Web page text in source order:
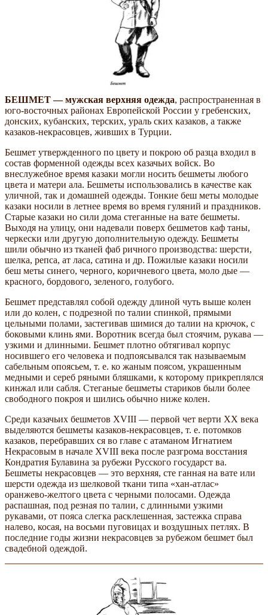
БЕШМЕТ — мужская верхняя одежда, распространенная в
юго-восточных районах Европейской России у гребенских,
донских, кубанских, терских, ураль­ ских казаков, а также
казаков-некрасовцев, живших в Турции.
Бешмет утвержденного по цвету и покрою об­ разца входил в
состав форменной одежды всех казачьих войск. Во
внеслужебное время казаки могли носить бешметы любого
цвета и матери­ ала. Бешметы использовались в качестве как
уличной, так и домашней одежды. Тонкие беш­ меты молодые
казаки носили в летнее время во время гуляний и праздников.
Старые казаки но­ сили дома стеганные на вате бешметы.
Выходя на улицу, они надевали поверх бешметов каф­ таны,
черкески или другую дополнительную одежду. Бешметы
шили обычно из тканей фаб­ ричного производства: шерсти,
шелка, репса, ат­ ласа, сатина и др. Пожилые казаки носили
беш­ меты синего, черного, коричневого цвета, моло­ дые —
красного, бордового, зеленого, голубого.
Бешмет представлял собой одежду длиной чуть выше колен
или до колен, с подрезной по талии спинкой, прямыми
цельными полами, застегивав­ шимися до талии на крючок, с
боковыми клинь­ ями. Воротник всегда был стоячим, рукава —
узкими и длинными. Бешмет плотно обтягивал корпус
носившего его человека и подпоясывался так называемым
сабельным опоясьем, т. е. ко­ жаным поясом, украшенным
медными и сереб­ ряными бляшками, к которому прикреплялся
кинжал или сабля. Стеганые бешметы стариков были более
свободного покроя и шились обычно ниже колен.
Среди казачьих бешметов XVIII — первой чет­ верти XX века
выделяются бешметы казаков-некрасовцев, т. е. потомков
казаков, перебравших­ ся во главе с атаманом Игнатием
Некрасовым в начале XVIII века после разгрома восстания
Кондратия Булавина за рубежи Русского государст­ ва.
Бешметы некрасовцев — это верхняя, сте­ ганная на вате или
шерсти одежда из шелковой ткани типа «хан-атлас»
оранжево-желтого цвета с черными полосами. Одежда
распашная, под­ резная по талии, с длинными узкими
рукавами, от пояса слегка расклешенная, застежка справа
налево, косая, на восьми пуговицах и воздушных петлях. В
последние годы жизни некрасовцев за рубежом бешмет был
свадебной одеждой.